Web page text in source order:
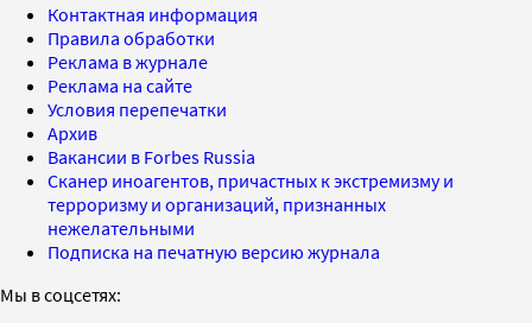
Контактная информация
Правила обработки
Реклама в журнале
Реклама на сайте
Условия перепечатки
Архив
Вакансии в Forbes Russia
Сканер иноагентов, причастных к экстремизму и
терроризму и организаций, признанных
нежелательными
Подписка на печатную версию журнала
Мы в соцсетях: